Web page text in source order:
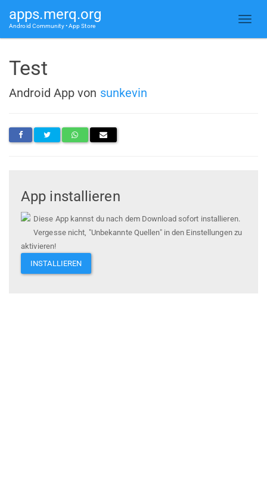
apps.merq.org
Android Community • App Store
Test
Android App von sunkevin
App installieren
Diese App kannst du nach dem Download sofort installieren.
Vergesse nicht, "Unbekannte Quellen" in den Einstellungen zu
aktivieren!
INSTALLIEREN